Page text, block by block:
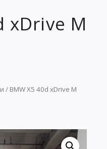
xDrive M
/ BMW X5 40d xDrive M